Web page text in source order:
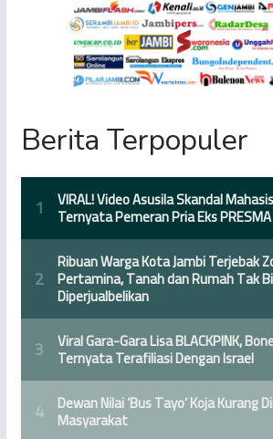
Berita Terpopuler